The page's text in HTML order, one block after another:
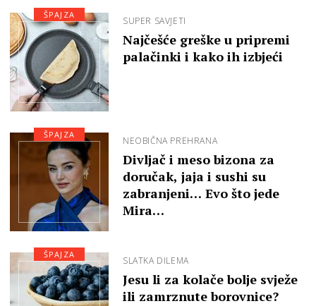
SUPER SAVJETI
Najčešće greške u pripremi
palačinki i kako ih izbjeći
ŠPAJZA
NEOBIČNA PREHRANA
Divljač i meso bizona za
doručak, jaja i sushi su
zabranjeni… Evo što jede
Mira…
ŠPAJZA
SLATKA DILEMA
Jesu li za kolače bolje svježe
ili zamrznute borovnice?
ŠPAJZA